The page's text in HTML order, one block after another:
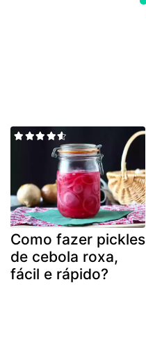
Como fazer pickles
de cebola roxa,
fácil e rápido?